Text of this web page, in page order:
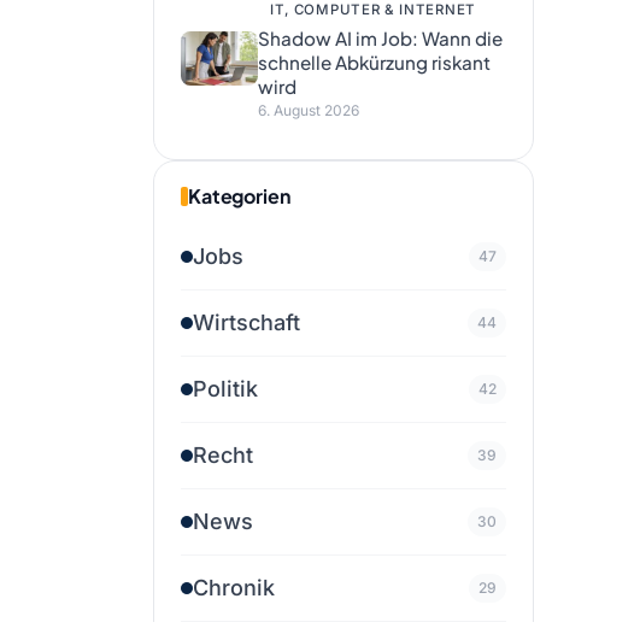
IT, COMPUTER & INTERNET
Shadow AI im Job: Wann die
schnelle Abkürzung riskant
wird
6. August 2026
Kategorien
Jobs 47
Wirtschaft 44
Politik 42
Recht 39
News 30
Chronik 29